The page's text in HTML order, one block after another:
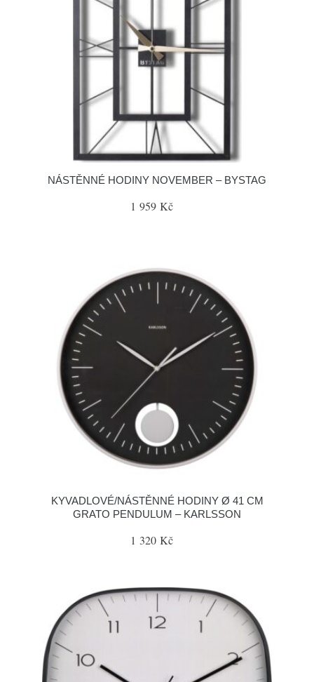
NÁSTĚNNÉ HODINY NOVEMBER – BYSTAG
1 959 Kč
KYVADLOVÉ/NÁSTĚNNÉ HODINY Ø 41 CM
GRATO PENDULUM – KARLSSON
1 320 Kč